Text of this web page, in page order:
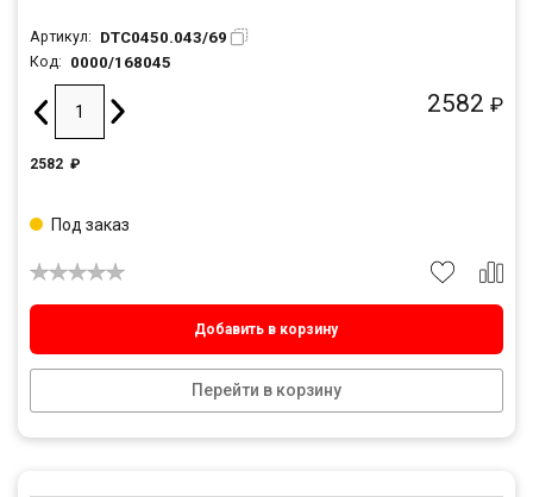
Артикул: DTC0450.043/69
Код: 0000/168045
2582 ₽
2582 ₽
Добавить в корзину
Перейти в корзину
Под заказ